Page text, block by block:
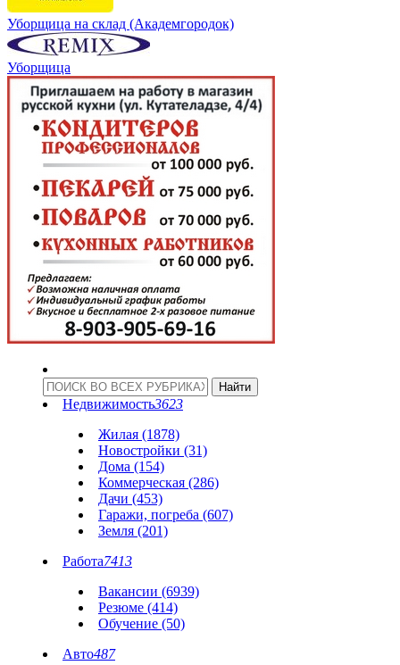
Уборщица на склад (Академгородок)
Уборщица
Недвижимость3623
Жилая (1878)
Новостройки (31)
Дома (154)
Коммерческая (286)
Дачи (453)
Гаражи, погреба (607)
Земля (201)
Работа7413
Вакансии (6939)
Резюме (414)
Обучение (50)
Авто487